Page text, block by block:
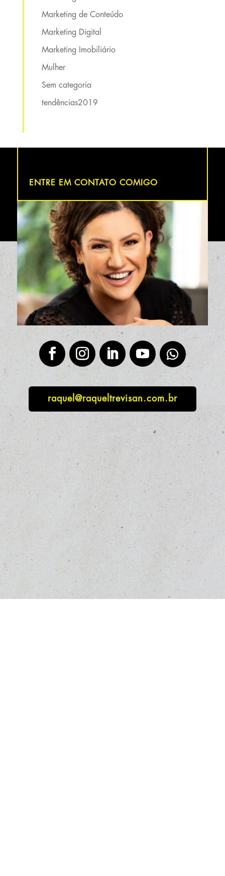
Marketing de Conteúdo
Marketing Digital
Marketing Imobiliário
Mulher
Sem categoria
tendências2019
ENTRE EM CONTATO COMIGO
raquel@raqueltrevisan.com.br